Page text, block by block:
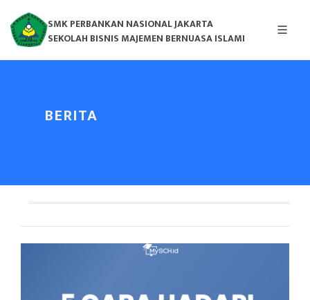
SMK PERBANKAN NASIONAL JAKARTA
SEKOLAH BISNIS MAJEMEN BERNUASA ISLAMI
BERITA